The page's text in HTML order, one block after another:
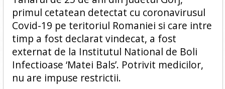
primul cetatean detectat cu coronavirusul
Covid-19 pe teritoriul Romaniei si care intre
timp a fost declarat vindecat, a fost
externat de la Institutul National de Boli
Infectioase ‘Matei Bals’. Potrivit medicilor,
nu are impuse restrictii.